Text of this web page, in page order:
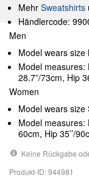
Mehr Sweatshirts
Händlercode:
Men
Model wears size
Model measures:
28.7”/73cm, Hip
Women
Model wears size
Model measures:
60cm, Hip 35’’/
Keine Rückgabe
Produkt-ID: 944981